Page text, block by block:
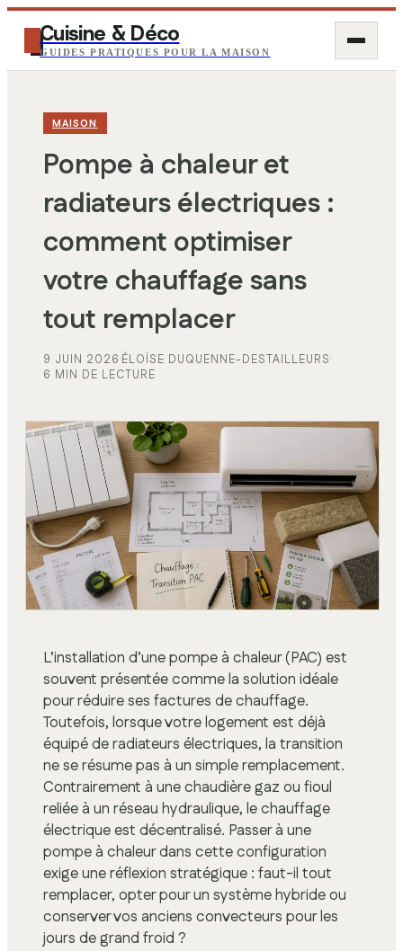
Cuisine & Déco
GUIDES PRATIQUES POUR LA MAISON
MAISON
Pompe à chaleur et
radiateurs électriques :
comment optimiser
votre chauffage sans
tout remplacer
9 JUIN 2026·ÉLOÏSE DUQUENNE-DESTAILLEURS·
6 MIN DE LECTURE
L’installation d’une pompe à chaleur (PAC) est
souvent présentée comme la solution idéale
pour réduire ses factures de chauffage.
Toutefois, lorsque votre logement est déjà
équipé de radiateurs électriques, la transition
ne se résume pas à un simple remplacement.
Contrairement à une chaudière gaz ou fioul
reliée à un réseau hydraulique, le chauffage
électrique est décentralisé. Passer à une
pompe à chaleur dans cette configuration
exige une réflexion stratégique : faut-il tout
remplacer, opter pour un système hybride ou
conserver vos anciens convecteurs pour les
jours de grand froid ?